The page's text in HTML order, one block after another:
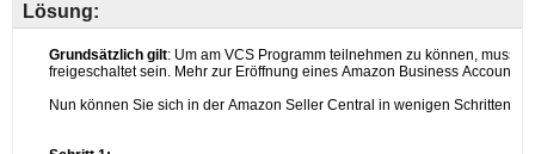
Lösung: